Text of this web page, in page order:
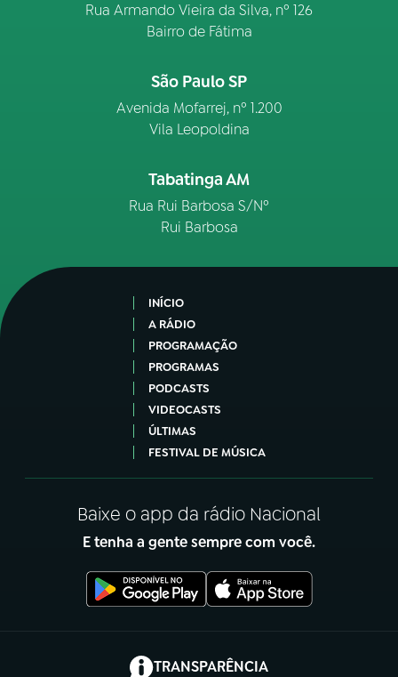
Rua Armando Vieira da Silva, nº 126
Bairro de Fátima
São Paulo SP
Avenida Mofarrej, nº 1.200
Vila Leopoldina
Tabatinga AM
Rua Rui Barbosa S/Nº
Rui Barbosa
INÍCIO
A RÁDIO
PROGRAMAÇÃO
PROGRAMAS
PODCASTS
VIDEOCASTS
ÚLTIMAS
FESTIVAL DE MÚSICA
Baixe o app da rádio Nacional
E tenha a gente sempre com você.
TRANSPARÊNCIA
(abre em nova aba)